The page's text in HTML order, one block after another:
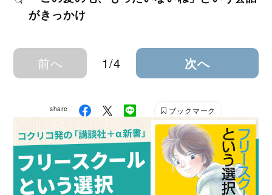
がきっかけ
前へ 1/4 次へ
share ブックマーク